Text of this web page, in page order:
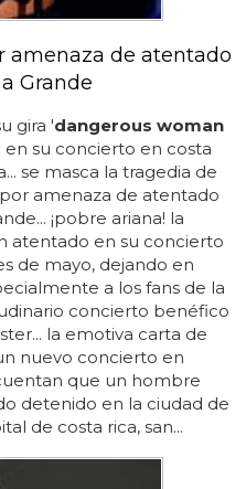
amenaza de atentado
Grande
gira 'dangerous woman
su concierto en costa
se masca la tragedia de
amenaza de atentado
¡pobre ariana! la
atentado en su concierto
de mayo, dejando en
a los fans de la
concierto benéfico
la emotiva carta de
nuevo concierto en
que un hombre
detenido en la ciudad de
de costa rica, san...